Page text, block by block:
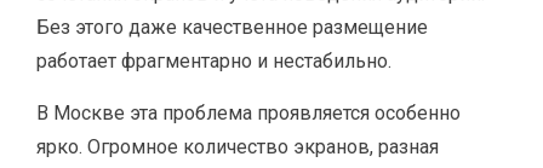
Без этого даже качественное размещение
работает фрагментарно и нестабильно.
В Москве эта проблема проявляется особенно
ярко. Огромное количество экранов, разная